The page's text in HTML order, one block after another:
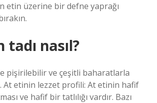
etin üzerine bir defne yaprağı
nasıl?
pişirilebilir ve çeşitli baharatlarla
At etinin lezzet profili: At etinin hafif
ve hafif bir tatlılığı vardır. Bazı